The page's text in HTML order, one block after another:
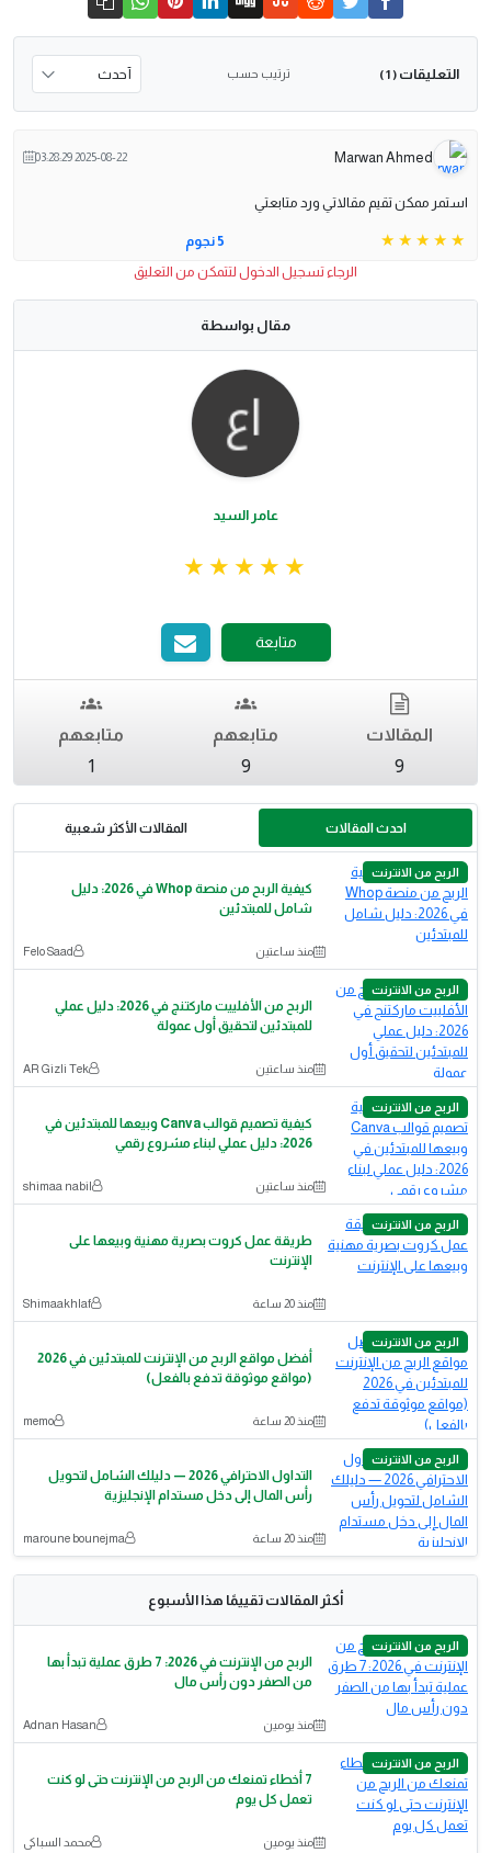
التعليقات ( 1 ) ترتيب حسب
Marwan Ahmed
2025-08-22 03:28:29
استمر ممكن تقيم مقالاتي ورد متابعتي
5 نجوم
الرجاء تسجيل الدخول لتتمكن من التعليق
مقال بواسطة
عامر السيد
متابعة
المقالات
9
متابعهم
9
متابعهم
1
احدث المقالات المقالات الأكثر شعبية
الربح من الانترنت
كيفية الربح من منصة Whop في 2026: دليل
شامل للمبتدئين
منذ ساعتين Felo Saad
الربح من الانترنت
الربح من الأفلييت ماركتنج في 2026: دليل عملي
للمبتدئين لتحقيق أول عمولة
منذ ساعتين AR Gizli Tek
الربح من الانترنت
كيفية تصميم قوالب Canva وبيعها للمبتدئين في
2026: دليل عملي لبناء مشروع رقمي
منذ ساعتين shimaa nabil
الربح من الانترنت
طريقة عمل كروت بصرية مهنية وبيعها على
الإنترنت
منذ 20 ساعة Shimaakhlaf
الربح من الانترنت
أفضل مواقع الربح من الإنترنت للمبتدئين في 2026
(مواقع موثوقة تدفع بالفعل)
منذ 20 ساعة memo
الربح من الانترنت
التداول الاحترافي 2026 — دليلك الشامل لتحويل
رأس المال إلى دخل مستدام الإنجليزية
منذ 20 ساعة maroune bounejma
أكثر المقالات تقييمًا هذا الأسبوع
الربح من الانترنت
الربح من الإنترنت في 2026: 7 طرق عملية تبدأ بها
من الصفر دون رأس مال
منذ يومين Adnan Hasan
الربح من الانترنت
7 أخطاء تمنعك من الربح من الإنترنت حتى لو كنت
تعمل كل يوم
منذ يومين محمد السباكى